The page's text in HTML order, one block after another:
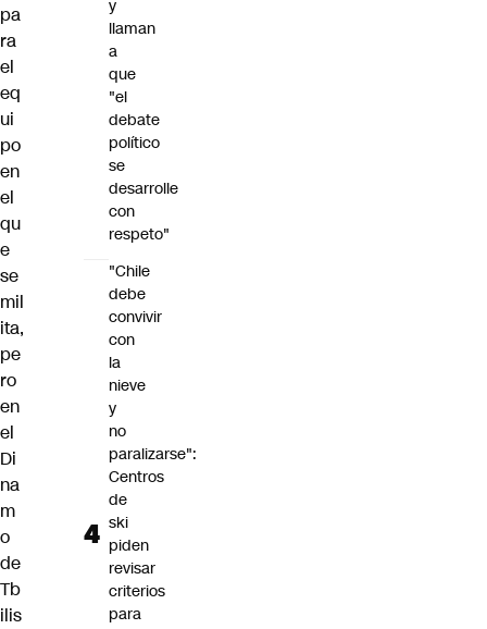
pa
ra
el
eq
ui
po
en
el
qu
e
se
mil
ita,
pe
ro
en
el
Di
na
m
o
de
Tb
ilis
y
llaman
a
que
"el
debate
político
se
desarrolle
con
respeto"
"Chile
debe
convivir
con
la
nieve
y
no
paralizarse":
Centros
de
ski
piden
revisar
criterios
para